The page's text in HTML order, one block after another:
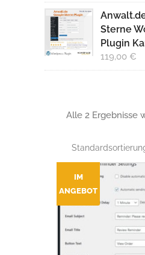
Sterne
Plugin
119,00 €
Alle 2 Ergebnisse
IM
ANGEBOT